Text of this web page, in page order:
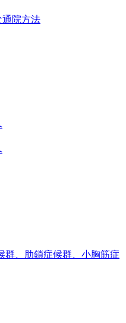
通院方法
群、肋鎖症候群、小胸筋症